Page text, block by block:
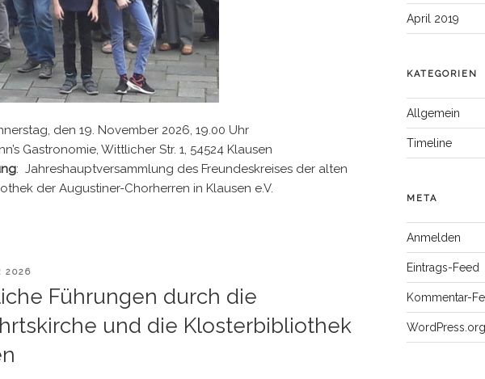
den 19. November 2026, 19.00 Uhr
Gastronomie, Wittlicher Str. 1, 54524 Klausen
: Jahreshauptversammlung des Freundeskreises der alten
der Augustiner-Chorherren in Klausen e.V.
2026
Führungen durch die
und die Klosterbibliothek
April 2019
KATEGORIEN
Allgemein
Timeline
META
Anmelden
Eintrags-Feed
Kommentar-
WordPress.org